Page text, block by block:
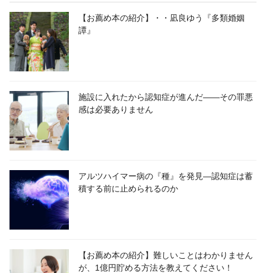
【お薦め本の紹介】・・凪良ゆう『多類婚姻
譚』
施設に入れたから認知症が進んだ――その罪悪
感は必要ありません
アルツハイマー病の『種』を発見―認知症は蓄
積する前に止められるのか
【お薦め本の紹介】難しいことはわかりません
が、1億円貯める方法を教えてください！